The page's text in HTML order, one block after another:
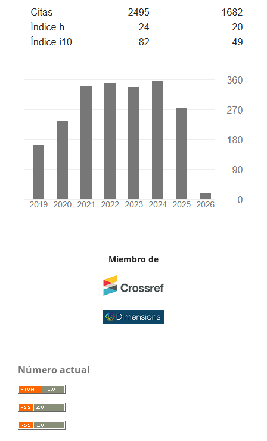
Miembro de
Número actual